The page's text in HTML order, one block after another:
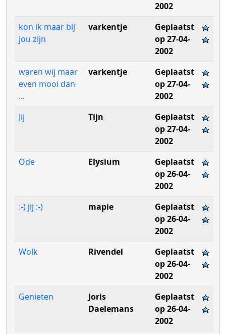
2002
kon ik maar bij
jou zijn
varkentje
Geplaatst
op 27-04-
2002
waren wij maar
even mooi dan
...
varkentje
Geplaatst
op 27-04-
2002
Jij
Tijn
Geplaatst
op 27-04-
2002
Ode
Elysium
Geplaatst
op 26-04-
2002
:-) jij :-)
mapie
Geplaatst
op 26-04-
2002
Wolk
Rivendel
Geplaatst
op 26-04-
2002
Genieten
Joris
Daelemans
Geplaatst
op 26-04-
2002